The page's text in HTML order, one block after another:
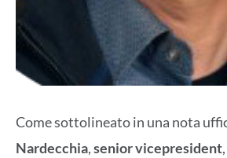
Come sottolineato in una nota
Nardecchia,senior vicepresident,